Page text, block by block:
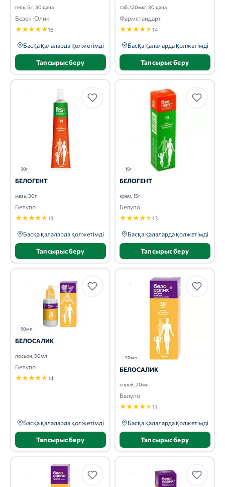
гель, 5 г, 30 дана
Безен-Олик
★★★★★16
Басқа қалаларда қолжетімді
Тапсырыс беру
таб, 120мкг, 30 дана
Фармстандарт
★★★★★14
Басқа қалаларда қолжетімді
Тапсырыс беру
30г
БЕЛОГЕНТ
мазь, 30г
Белупо
★★★★★13
Басқа қалаларда қолжетімді
Тапсырыс беру
15г
БЕЛОГЕНТ
крем, 15г
Белупо
★★★★★13
Басқа қалаларда қолжетімді
Тапсырыс беру
50мл
БЕЛОСАЛИК
лосьон, 50мл
Белупо
★★★★★14
Басқа қалаларда қолжетімді
Тапсырыс беру
20мл
БЕЛОСАЛИК
спрей, 20мл
Белупо
★★★★★11
Басқа қалаларда қолжетімді
Тапсырыс беру